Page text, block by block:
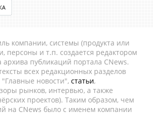
компании, системы (продукта или
персоны и т.п. создается редактором
архива публикаций портала CNews.
всех редакционных разделов
новости", статьи,
рынков, интервью, а также
проектов). Таким образом, чем
на CNews было с именем компании